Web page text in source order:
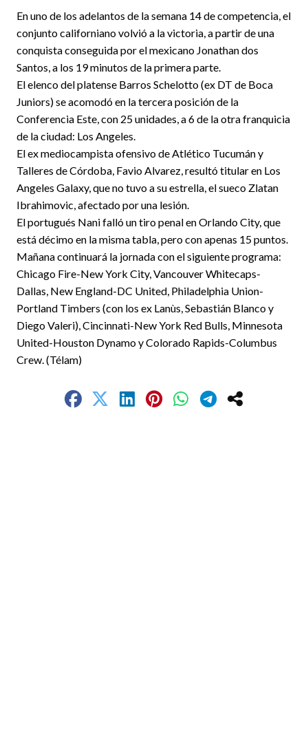
En uno de los adelantos de la semana 14 de competencia, el
conjunto californiano volvió a la victoria, a partir de una
conquista conseguida por el mexicano Jonathan dos
Santos, a los 19 minutos de la primera parte.
El elenco del platense Barros Schelotto (ex DT de Boca
Juniors) se acomodó en la tercera posición de la
Conferencia Este, con 25 unidades, a 6 de la otra franquicia
de la ciudad: Los Angeles.
El ex mediocampista ofensivo de Atlético Tucumán y
Talleres de Córdoba, Favio Alvarez, resultó titular en Los
Angeles Galaxy, que no tuvo a su estrella, el sueco Zlatan
Ibrahimovic, afectado por una lesión.
El portugués Nani falló un tiro penal en Orlando City, que
está décimo en la misma tabla, pero con apenas 15 puntos.
Mañana continuará la jornada con el siguiente programa:
Chicago Fire-New York City, Vancouver Whitecaps-
Dallas, New England-DC United, Philadelphia Union-
Portland Timbers (con los ex Lanùs, Sebastián Blanco y
Diego Valeri), Cincinnati-New York Red Bulls, Minnesota
United-Houston Dynamo y Colorado Rapids-Columbus
Crew. (Télam)